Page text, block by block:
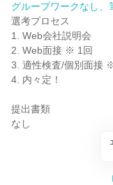
グループワークなし、
選考プロセス
1. Web会社説明会
2. Web面接 ※ 1回
3. 適性検査/個別面接
4. 内々定！
提出書類
なし